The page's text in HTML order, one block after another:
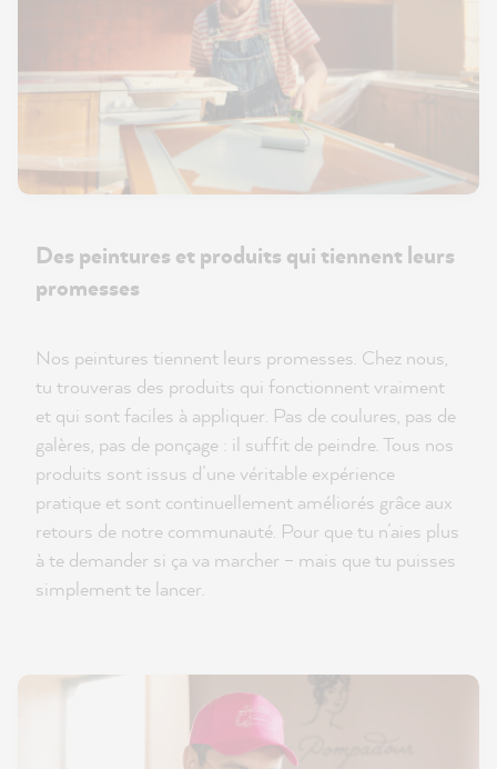
Des peintures et produits qui tiennent leurs
promesses
Nos peintures tiennent leurs promesses. Chez nous,
tu trouveras des produits qui fonctionnent vraiment
et qui sont faciles à appliquer. Pas de coulures, pas de
galères, pas de ponçage : il suffit de peindre. Tous nos
produits sont issus d’une véritable expérience
pratique et sont continuellement améliorés grâce aux
retours de notre communauté. Pour que tu n’aies plus
à te demander si ça va marcher – mais que tu puisses
simplement te lancer.